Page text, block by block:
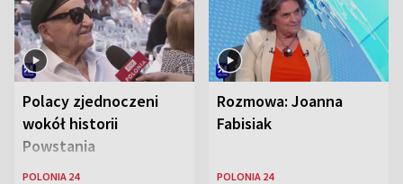
Polacy zjednoczeni
wokół historii
Powstania
Warszawskiego
POLONIA 24
Rozmowa: Joanna
Fabisiak
POLONIA 24